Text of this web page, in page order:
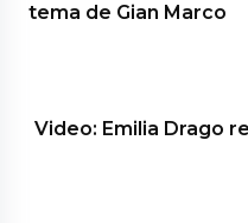
tema de Gian Marco
Video: Emilia Drago